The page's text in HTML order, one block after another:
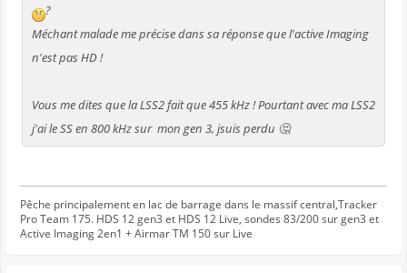
?
Méchant malade me précise dans sa réponse que l'active Imaging
n'est pas HD !
Vous me dites que la LSS2 fait que 455 kHz ! Pourtant avec ma LSS2
j'ai le SS en 800 kHz sur mon gen 3, jsuis perdu 🤔
Pêche principalement en lac de barrage dans le massif central,Tracker
Pro Team 175. HDS 12 gen3 et HDS 12 Live, sondes 83/200 sur gen3 et
Active Imaging 2en1 + Airmar TM 150 sur Live